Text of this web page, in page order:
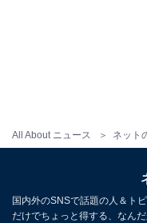
All About ニュース ネット
国内外のSNSで話題の人＆ト
だけでちょっと得する、なん